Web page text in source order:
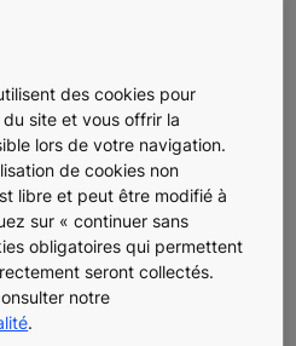
renforcé, entre autres, par
des techniciens :
tournées, logistique
nocturne des pièces de
les véhicules des
de solutions qui
pannes plutôt que le
des cookies pour
site et vous offrir la
lors de votre navigation.
de cookies non
libre et peut être modifié à
sur « continuer sans
obligatoires qui permettent
seront collectés.
notre
.